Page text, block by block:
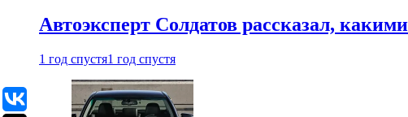
Автоэксперт Солдатов рассказал,
1 год спустя1 год спустя